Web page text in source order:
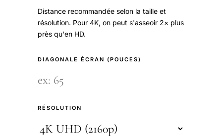
Distance recommandée selon la taille et
résolution. Pour 4K, on peut s'asseoir 2× plus
près qu'en HD.
DIAGONALE ÉCRAN (POUCES)
RÉSOLUTION